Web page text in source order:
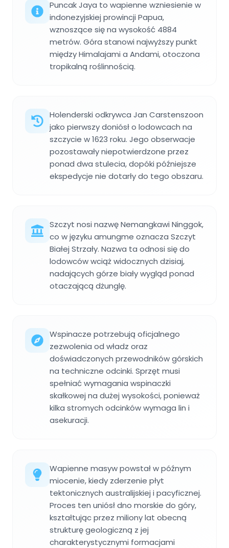
Puncak Jaya to wapienne wzniesienie w
indonezyjskiej prowincji Papua,
wznoszące się na wysokość 4884
metrów. Góra stanowi najwyższy punkt
między Himalajami a Andami, otoczona
tropikalną roślinnością.
Holenderski odkrywca Jan Carstenszoon
jako pierwszy doniósł o lodowcach na
szczycie w 1623 roku. Jego obserwacje
pozostawały niepotwierdzone przez
ponad dwa stulecia, dopóki późniejsze
ekspedycje nie dotarły do tego obszaru.
Szczyt nosi nazwę Nemangkawi Ninggok,
co w języku amungme oznacza Szczyt
Białej Strzały. Nazwa ta odnosi się do
lodowców wciąż widocznych dzisiaj,
nadających górze biały wygląd ponad
otaczającą dżunglę.
Wspinacze potrzebują oficjalnego
zezwolenia od władz oraz
doświadczonych przewodników górskich
na techniczne odcinki. Sprzęt musi
spełniać wymagania wspinaczki
skałkowej na dużej wysokości, ponieważ
kilka stromych odcinków wymaga lin i
asekuracji.
Wapienne masyw powstał w późnym
miocenie, kiedy zderzenie płyt
tektonicznych australijskiej i pacyficznej.
Proces ten uniósł dno morskie do góry,
kształtując przez miliony lat obecną
strukturę geologiczną z jej
charakterystycznymi formacjami